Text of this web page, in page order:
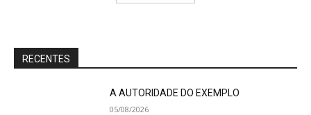
RECENTES
A AUTORIDADE DO EXEMPLO
05/08/2026